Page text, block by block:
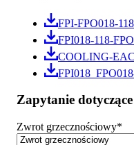
FPI-FPO018-
FPI018-118-
COOLING-EAC
Zapytanie
Zwrot grzecznościowy*